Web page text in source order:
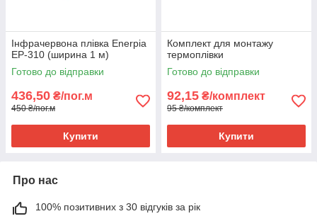
Інфрачервона плівка Enerpia
EP-310 (ширина 1 м)
Готово до відправки
436,50 ₴/пог.м
450 ₴/пог.м
Купити
Комплект для монтажу
термоплівки
Готово до відправки
92,15 ₴/комплект
95 ₴/комплект
Купити
Про нас
100% позитивних з 30 відгуків за рік